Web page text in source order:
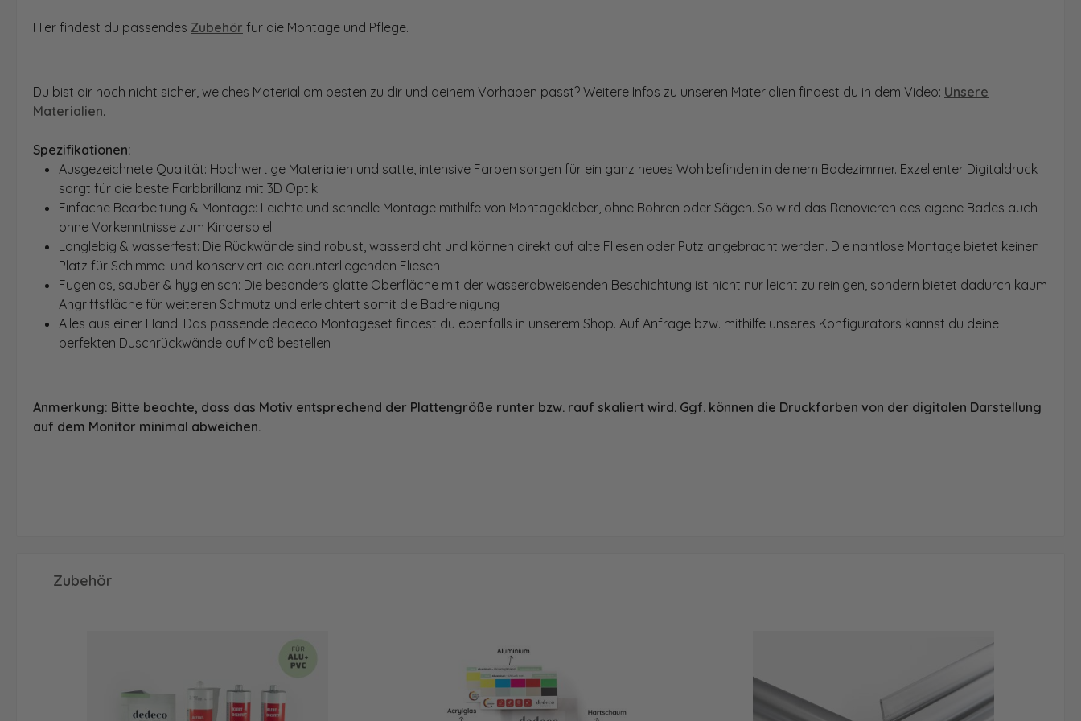
Hier findest du passendes Zubehör für die Montage und Pflege.
Du bist dir noch nicht sicher, welches Material am besten zu dir und deinem Vorhaben passt? Weitere Infos zu unseren Materialien findest du in dem Video: Unsere
Materialien.
Spezifikationen:
Ausgezeichnete Qualität: Hochwertige Materialien und satte, intensive Farben sorgen für ein ganz neues Wohlbefinden in deinem Badezimmer. Exzellenter Digitaldruck
sorgt für die beste Farbbrillanz mit 3D Optik
Einfache Bearbeitung & Montage: Leichte und schnelle Montage mithilfe von Montagekleber, ohne Bohren oder Sägen. So wird das Renovieren des eigene Bades auch
ohne Vorkenntnisse zum Kinderspiel.
Langlebig & wasserfest: Die Rückwände sind robust, wasserdicht und können direkt auf alte Fliesen oder Putz angebracht werden. Die nahtlose Montage bietet keinen
Platz für Schimmel und konserviert die darunterliegenden Fliesen
Fugenlos, sauber & hygienisch: Die besonders glatte Oberfläche mit der wasserabweisenden Beschichtung ist nicht nur leicht zu reinigen, sondern bietet dadurch kaum
Angriffsfläche für weiteren Schmutz und erleichtert somit die Badreinigung
Alles aus einer Hand: Das passende dedeco Montageset findest du ebenfalls in unserem Shop. Auf Anfrage bzw. mithilfe unseres Konfigurators kannst du deine
perfekten Duschrückwände auf Maß bestellen
Anmerkung: Bitte beachte, dass das Motiv entsprechend der Plattengröße runter bzw. rauf skaliert wird. Ggf. können die Druckfarben von der digitalen Darstellung
auf dem Monitor minimal abweichen.
Produktgalerie überspringen
Zubehör